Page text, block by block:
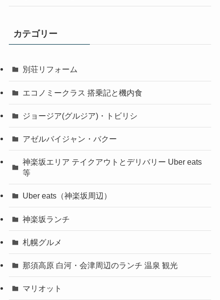
カテゴリー
別荘リフォーム
エコノミークラス 搭乗記と機内食
ジョージア(グルジア)・トビリシ
アゼルバイジャン・バクー
神楽坂エリア テイクアウトとデリバリー Uber eats
等
Uber eats（神楽坂周辺）
神楽坂ランチ
札幌グルメ
那須高原 白河・会津周辺のランチ 温泉 観光
マリオット